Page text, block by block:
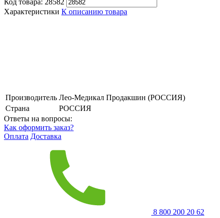
Характеристики К описанию товара
Производитель Лео-Медикал Продакшин (РОССИЯ)
Страна
РОССИЯ
Ответы на вопросы:
Как оформить заказ?
Оплата Доставка
8 800 200 20 62